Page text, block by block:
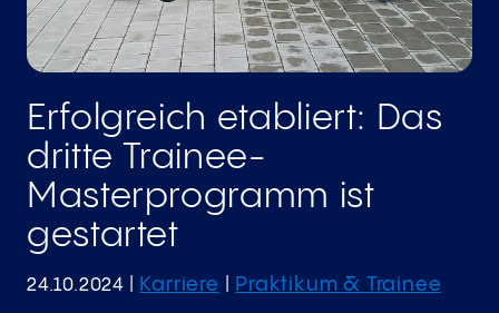
Erfolgreich etabliert: Das
dritte Trainee-
Masterprogramm ist
gestartet
24.10.2024 Karriere Praktikum & Trainee